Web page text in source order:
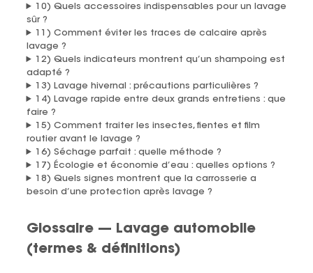
10) Quels accessoires indispensables pour un lavage
sûr ?
11) Comment éviter les traces de calcaire après
lavage ?
12) Quels indicateurs montrent qu’un shampoing est
adapté ?
13) Lavage hivernal : précautions particulières ?
14) Lavage rapide entre deux grands entretiens : que
faire ?
15) Comment traiter les insectes, fientes et film
routier avant le lavage ?
16) Séchage parfait : quelle méthode ?
17) Écologie et économie d’eau : quelles options ?
18) Quels signes montrent que la carrosserie a
besoin d’une protection après lavage ?
Glossaire — Lavage automobile
(termes & définitions)